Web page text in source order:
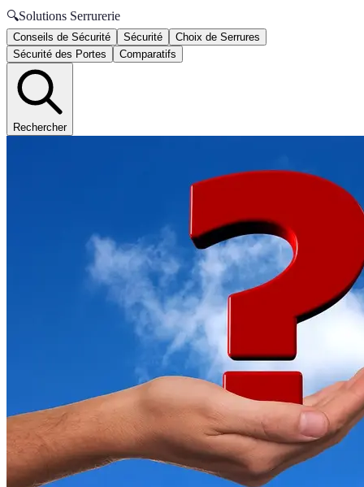
🔍Solutions Serrurerie
Conseils de Sécurité Sécurité
Choix de Serrures
Sécurité des Portes
Comparatifs
Rechercher